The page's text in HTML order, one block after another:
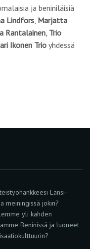
ja beniniläisiä
Lindfors, Marjatta
Rantalainen, Trio
Ikonen Trio yhdessä
Länsi-
meiningissä jokin?
yli kahden
Beninissä ja luoneet